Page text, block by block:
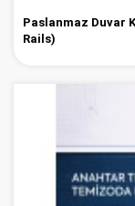
Paslanmaz Duvar
Rails)